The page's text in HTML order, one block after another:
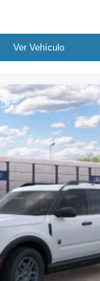
Ver Vehículo